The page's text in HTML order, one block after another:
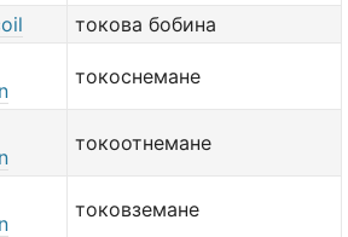
токова бобина
токоснемане
токоотнемане
токовземане